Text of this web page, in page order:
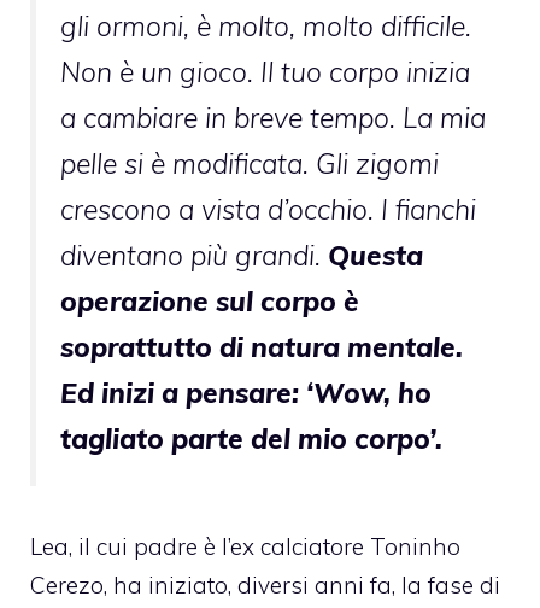
gli ormoni, è molto, molto difficile.
Non è un gioco. Il tuo corpo inizia
a cambiare in breve tempo. La mia
pelle si è modificata. Gli zigomi
crescono a vista d’occhio. I fianchi
diventano più grandi. Questa
operazione sul corpo è
soprattutto di natura mentale.
Ed inizi a pensare: ‘Wow, ho
tagliato parte del mio corpo’.
Lea, il cui padre è l’ex calciatore Toninho
Cerezo, ha iniziato, diversi anni fa, la fase di